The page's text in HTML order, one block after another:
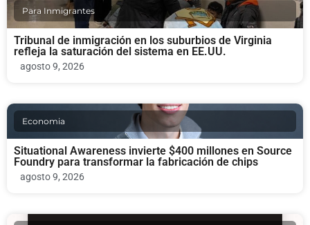
Para Inmigrantes
Tribunal de inmigración en los suburbios de Virginia
refleja la saturación del sistema en EE.UU.
agosto 9, 2026
Economia
Situational Awareness invierte $400 millones en Source
Foundry para transformar la fabricación de chips
agosto 9, 2026